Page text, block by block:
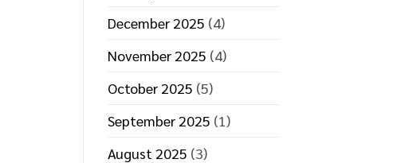
December 2025 (4)
November 2025 (4)
October 2025 (5)
September 2025 (1)
August 2025 (3)